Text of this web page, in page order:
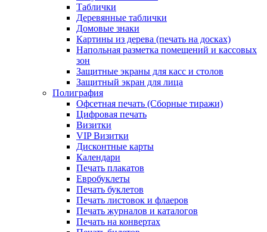
Таблички
Деревянные таблички
Домовые знаки
Картины из дерева (печать на досках)
Напольная разметка помещений и кассовых
зон
Защитные экраны для касс и столов
Защитный экран для лица
Полиграфия
Офсетная печать (Сборные тиражи)
Цифровая печать
Визитки
VIP Визитки
Дисконтные карты
Календари
Печать плакатов
Евробуклеты
Печать буклетов
Печать листовок и флаеров
Печать журналов и каталогов
Печать на конвертах